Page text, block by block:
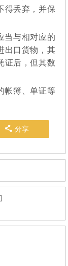
得丢弃，并保
当与相对应的
出口货物，其
证后，但其数
帐簿、单证等
分享